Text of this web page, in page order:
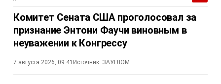
Комитет Сената США проголосовал за
признание Энтони Фаучи виновным в
неуважении к Конгрессу
7 августа 2026, 09:41 Источник: ЗАУГЛОМ